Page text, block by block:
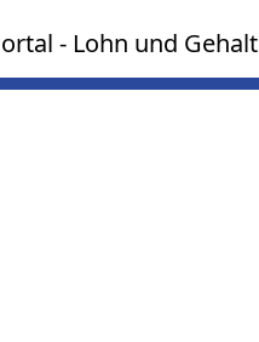
- Lohn und Gehalt